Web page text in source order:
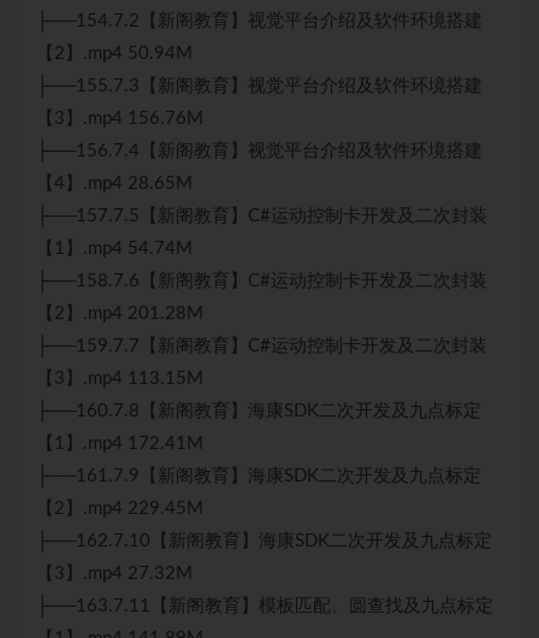
├──154.7.2【新阁教育】视觉平台介绍及软件环境搭建
【2】.mp4 50.94M
├──155.7.3【新阁教育】视觉平台介绍及软件环境搭建
【3】.mp4 156.76M
├──156.7.4【新阁教育】视觉平台介绍及软件环境搭建
【4】.mp4 28.65M
├──157.7.5【新阁教育】C#运动控制卡开发及二次封装
【1】.mp4 54.74M
├──158.7.6【新阁教育】C#运动控制卡开发及二次封装
【2】.mp4 201.28M
├──159.7.7【新阁教育】C#运动控制卡开发及二次封装
【3】.mp4 113.15M
├──160.7.8【新阁教育】海康SDK二次开发及九点标定
【1】.mp4 172.41M
├──161.7.9【新阁教育】海康SDK二次开发及九点标定
【2】.mp4 229.45M
├──162.7.10【新阁教育】海康SDK二次开发及九点标定
【3】.mp4 27.32M
├──163.7.11【新阁教育】模板匹配、圆查找及九点标定